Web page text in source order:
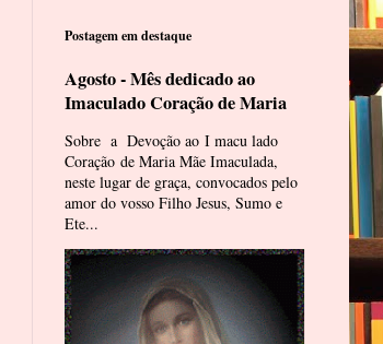
Postagem em destaque
Agosto - Mês dedicado ao
Imaculado Coração de Maria
Sobre a Devoção ao I macu lado
Coração de Maria Mãe Imaculada,
neste lugar de graça, convocados pelo
amor do vosso Filho Jesus, Sumo e
Ete...